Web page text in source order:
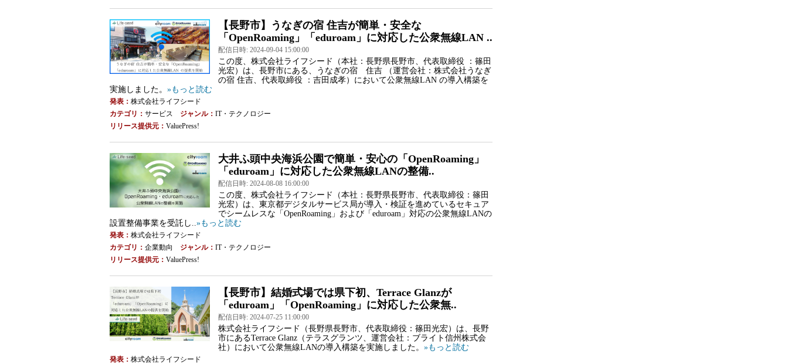
【長野市】うなぎの宿 住吉が簡単・安全な
「OpenRoaming」「eduroam」に対応した公衆無線LAN ..
配信日時: 2024-09-04 15:00:00
この度、株式会社ライフシード（本社：長野県長野市、代表取締役 ：篠田
光宏）は、長野市にある、うなぎの宿 住吉 （運営会社：株式会社うなぎ
の宿 住吉、代表取締役 ：吉田成孝）において公衆無線LAN の導入構築を
実施しました。 »もっと読む
発表： 株式会社ライフシード
カテゴリ： サービス ジャンル： IT・テクノロジー
リリース提供元： ValuePress!
大井ふ頭中央海浜公園で簡単・安心の「OpenRoaming」
「eduroam」に対応した公衆無線LANの整備..
配信日時: 2024-08-08 16:00:00
この度、株式会社ライフシード（本社：⻑野県長野市、代表取締役：篠田
光宏）は、東京都デジタルサービス局が導⼊・検証を進めているセキュア
でシームレスな「OpenRoaming」および「eduroam」対応の公衆無線LANの
設置整備事業を受託し..»もっと読む
発表： 株式会社ライフシード
カテゴリ： 企業動向 ジャンル： IT・テクノロジー
リリース提供元： ValuePress!
【長野市】結婚式場では県下初、Terrace Glanzが
「eduroam」「OpenRoaming」に対応した公衆無..
配信日時: 2024-07-25 11:00:00
株式会社ライフシード（長野県長野市、代表取締役：篠田光宏）は、長野
市にあるTerrace Glanz（テラスグランツ、運営会社：ブライト信州株式会
社）において公衆無線LANの導入構築を実施しました。 »もっと読む
発表： 株式会社ライフシード